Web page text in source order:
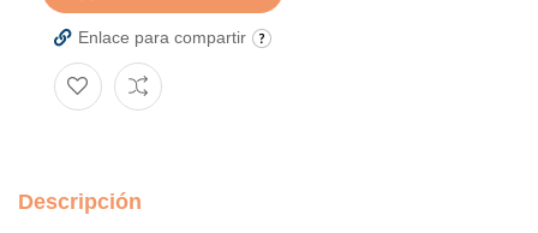
Enlace para compartir
Descripción